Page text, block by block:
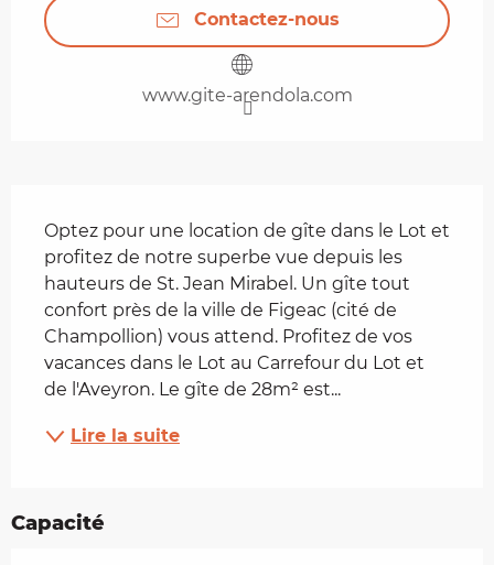
Contactez-nous
www.gite-arendola.com
Optez pour une location de gîte dans le Lot et
profitez de notre superbe vue depuis les
hauteurs de St. Jean Mirabel. Un gîte tout
confort près de la ville de Figeac (cité de
Champollion) vous attend. Profitez de vos
vacances dans le Lot au Carrefour du Lot et
de l'Aveyron. Le gîte de 28m² est...
Lire la suite
Capacité